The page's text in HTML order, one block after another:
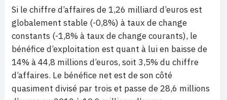
Si le chiffre d’affaires de 1,26 milliard d’euros est
globalement stable (-0,8%) à taux de change
constants (-1,8% à taux de change courants), le
bénéfice d’exploitation est quant à lui en baisse de
14% à 44,8 millions d’euros, soit 3,5% du chiffre
d’affaires. Le bénéfice net est de son côté
quasiment divisé par trois et passe de 28,6 millions